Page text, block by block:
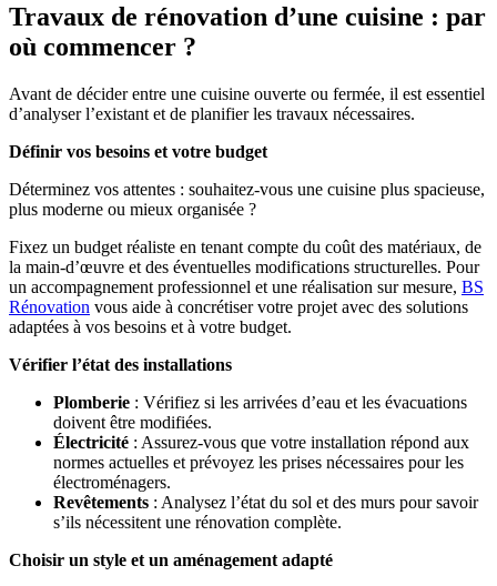
Travaux de rénovation d’une cuisine : par
où commencer ?
Avant de décider entre une cuisine ouverte ou fermée, il est essentiel
d’analyser l’existant et de planifier les travaux nécessaires.
Définir vos besoins et votre budget
Déterminez vos attentes : souhaitez-vous une cuisine plus spacieuse,
plus moderne ou mieux organisée ?
Fixez un budget réaliste en tenant compte du coût des matériaux, de
la main-d’œuvre et des éventuelles modifications structurelles. Pour
un accompagnement professionnel et une réalisation sur mesure, BS
Rénovation vous aide à concrétiser votre projet avec des solutions
adaptées à vos besoins et à votre budget.
Vérifier l’état des installations
Plomberie : Vérifiez si les arrivées d’eau et les évacuations
doivent être modifiées.
Électricité : Assurez-vous que votre installation répond aux
normes actuelles et prévoyez les prises nécessaires pour les
électroménagers.
Revêtements : Analysez l’état du sol et des murs pour savoir
s’ils nécessitent une rénovation complète.
Choisir un style et un aménagement adapté